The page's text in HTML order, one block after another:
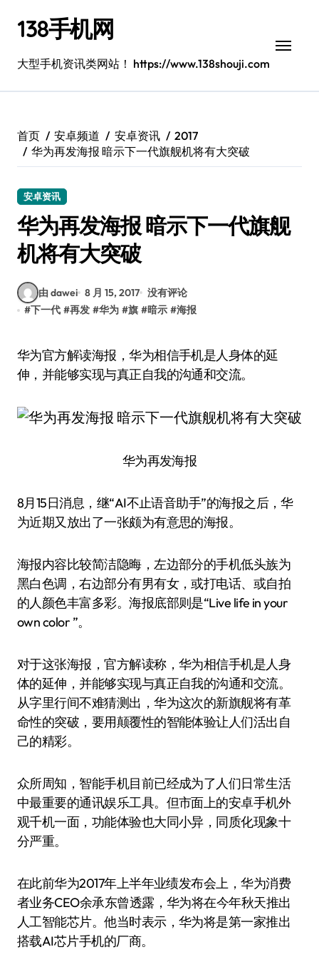
138手机网
大型手机资讯类网站！ https://www.138shouji.com
首页 安卓频道 安卓资讯
2017
华为再发海报 暗示下一代旗舰机将有大突破
安卓资讯
华为再发海报 暗示下一代旗舰
机将有大突破
由 dawei 8 月 15, 2017 没有评论
#下一代 #再发 #华为 #旗 #暗示 #海报
华为官方解读海报，华为相信手机是人身体的延
伸，并能够实现与真正自我的沟通和交流。
华为再发海报
8月15日消息，继“AI不止语音助手”的海报之后，华
为近期又放出了一张颇为有意思的海报。
海报内容比较简洁隐晦，左边部分的手机低头族为
黑白色调，右边部分有男有女，或打电话、或自拍
的人颜色丰富多彩。海报底部则是“Live life in your
own color ”。
对于这张海报，官方解读称，华为相信手机是人身
体的延伸，并能够实现与真正自我的沟通和交流。
从字里行间不难猜测出，华为这次的新旗舰将有革
命性的突破，要用颠覆性的智能体验让人们活出自
己的精彩。
众所周知，智能手机目前已经成为了人们日常生活
中最重要的通讯娱乐工具。但市面上的安卓手机外
观千机一面，功能体验也大同小异，同质化现象十
分严重。
在此前华为2017年上半年业绩发布会上，华为消费
者业务CEO余承东曾透露，华为将在今年秋天推出
人工智能芯片。他当时表示，华为将是第一家推出
搭载AI芯片手机的厂商。